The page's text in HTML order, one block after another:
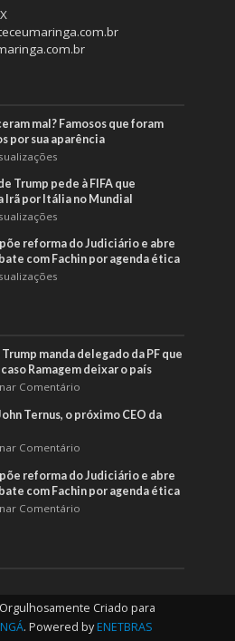
mal? Famosos que foram
por sua aparência
Trump pede à FIFA que
Irã por Itália no Mundial
reforma do Judiciário e abre
com Fachin por agenda ética
manda delegado da PF que
Ramagem deixar o país
Comentário
Ternus, o próximo CEO da
Comentário
reforma do Judiciário e abre
com Fachin por agenda ética
Comentário
Criado para
. Powered by ENETBRAS